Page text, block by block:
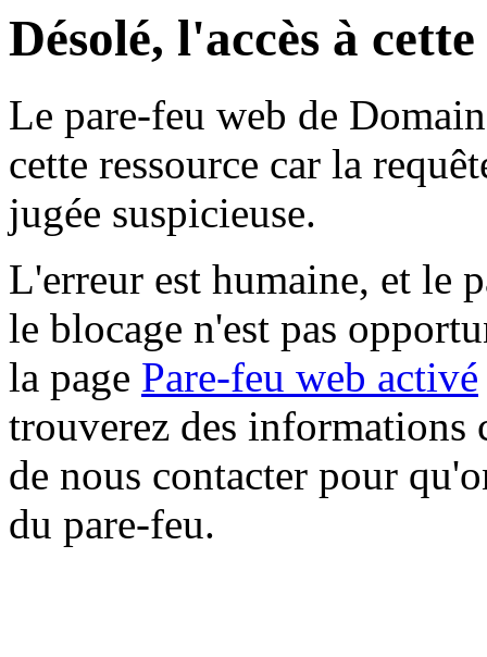
Désolé, l'accès à
Le pare-feu web de
cette ressource car la
jugée suspicieuse.
L'erreur est humaine, et le
le blocage n'est pas
la page Pare-feu web activé
trouverez des informations
de nous contacter pour
du pare-feu.